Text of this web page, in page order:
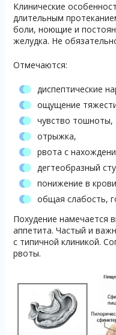
Клинические
длительным
боли, ноющие и
желудка. Не
Отмечаются:
диспептические
ощущение
чувство тошноты,
отрыжка,
рвота с
дегтеобразный
понижение в
общая слабость,
Похудение намечается
аппетита. Частый и
с типичной клиникой.
рвоты.